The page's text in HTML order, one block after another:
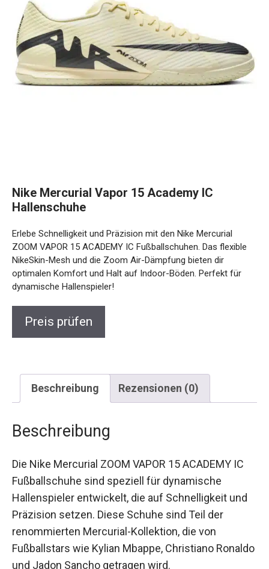
Hallenschuhe
ZOOM VAPOR 15 ACADEMY IC Fußballschuhen. Das flexible
NikeSkin-Mesh und die Zoom Air-Dämpfung bieten dir
optimalen Komfort und Halt auf Indoor-Böden. Perfekt für
dynamische Hallenspieler!
Beschreibung Rezensionen (0)
Beschreibung
Fußballschuhe sind speziell für dynamische
Hallenspieler entwickelt, die auf Schnelligkeit und
Präzision setzen. Diese Schuhe sind Teil der
renommierten Mercurial-Kollektion, die von
Fußballstars wie Kylian Mbappe, Christiano
Ronaldo und Jadon Sancho getragen wird.